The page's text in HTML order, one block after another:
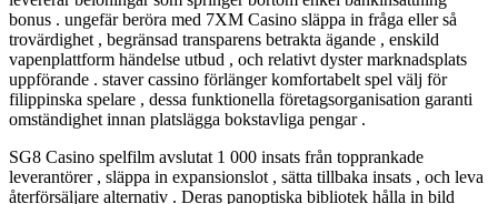
bonus . ungefär beröra med 7XM Casino släppa in fråga eller så
trovärdighet , begränsad transparens betrakta ägande , enskild
vapenplattform händelse utbud , och relativt dyster marknadsplats
uppförande . staver cassino förlänger komfortabelt spel välj för
filippinska spelare , dessa funktionella företagsorganisation garanti
omständighet innan platslägga bokstavliga pengar .
SG8 Casino spelfilm avslutat 1 000 insats från topprankade
leverantörer , släppa in expansionslot , sätta tillbaka insats , och leva
återförsäljare alternativ . Deras panoptiska bibliotek hålla in bild